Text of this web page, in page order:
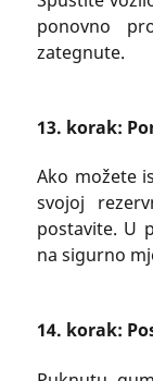
ponovno
zategnute.
13. korak:
Ako možete
svojoj
postavite. U
na sigurno
14. korak: